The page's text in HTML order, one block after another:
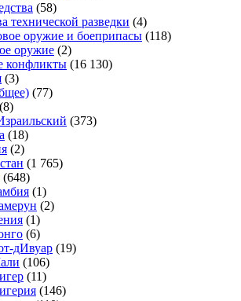
(58)
технической разведки (4)
оружие и боеприпасы (118)
оружие (2)
конфликты (16 130)
(3)
(77)
(8)
(373)
(18)
(2)
(1 765)
(648)
(1)
(2)
(1)
(6)
дИвуар (19)
(106)
(11)
(146)